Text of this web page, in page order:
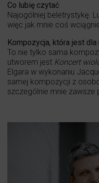
Co lubię czytać
Najogólniej beletrystykę.
więc jak mnie coś
Kompozycja, która jest
To nie tylko sama
utworem jest Koncert
Elgara w wykonaniu
samej kompozycji z
szczególnie mnie zawsze